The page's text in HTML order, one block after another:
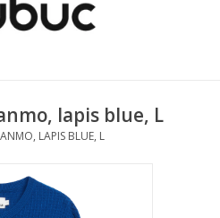
lapis blue, L
LAPIS BLUE, L